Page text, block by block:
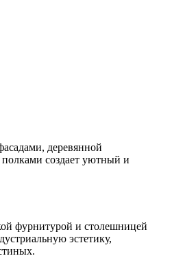
деревянной
создает уютный и
фурнитурой и столешницей
эстетику,